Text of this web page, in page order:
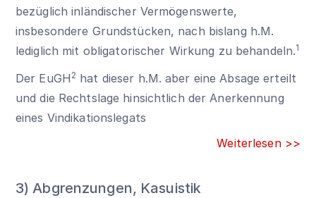
bezüglich inländischer Vermögenswerte,
insbesondere Grundstücken, nach bislang h.M.
lediglich mit obligatorischer Wirkung zu behandeln.1
Der EuGH 2 hat dieser h.M. aber eine Absage erteilt
und die Rechtslage hinsichtlich der Anerkennung
eines Vindikationslegats
Weiterlesen >>
3) Abgrenzungen, Kasuistik